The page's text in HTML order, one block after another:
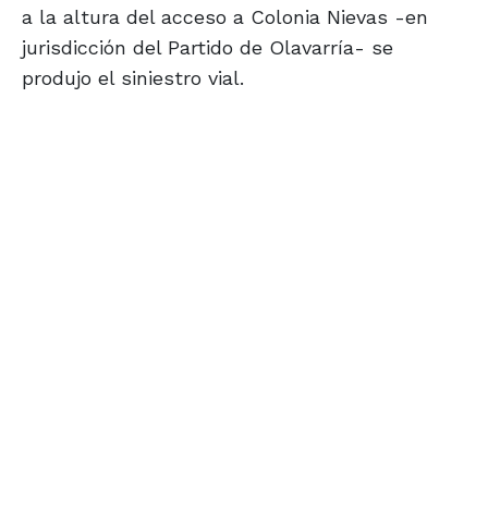
a la altura del acceso a Colonia Nievas -en
jurisdicción del Partido de Olavarría- se
produjo el siniestro vial.